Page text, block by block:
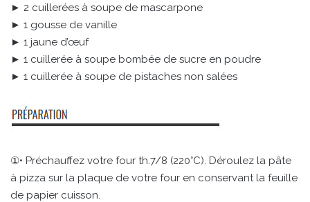
► 2 cuillerées à soupe de mascarpone
► 1 gousse de vanille
► 1 jaune d’œuf
► 1 cuillerée à soupe bombée de sucre en poudre
► 1 cuillerée à soupe de pistaches non salées
①• Préchauffez votre four th.7/8 (220°C). Déroulez la pâte
à pizza sur la plaque de votre four en conservant la feuille
de papier cuisson.